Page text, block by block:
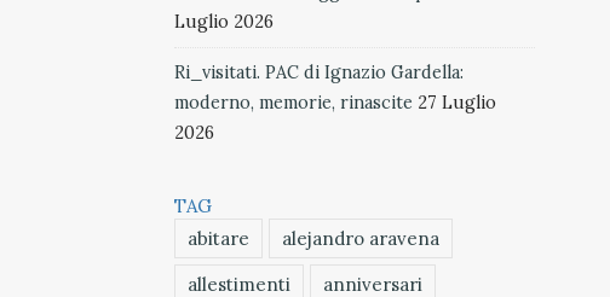
Luglio 2026
Ri_visitati. PAC di Ignazio Gardella:
moderno, memorie, rinascite 27 Luglio
2026
TAG
abitare
alejandro aravena
allestimenti
anniversari